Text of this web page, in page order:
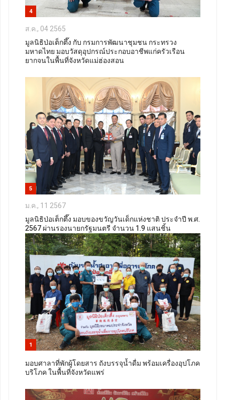
4
ส.ค., 04 2565
มูลนิธิป่อเต็กตึ๊ง กับ กรมการพัฒนาชุมชน กระทรวง
มหาดไทย มอบวัสดุอุปกรณ์ประกอบอาชีพแก่ครัวเรือน
ยากจนในพื้นที่จังหวัดแม่ฮ่องสอน
5
ม.ค., 11 2567
มูลนิธิป่อเต็กตึ๊ง มอบของขวัญวันเด็กแห่งชาติ ประจำปี พ.ศ.
2567 ผ่านรองนายกรัฐมนตรี จำนวน 1.9 แสนชิ้น
1
มอบศาลาที่พักผู้โดยสาร ถังบรรจุน้ำดื่ม พร้อมเครื่องอุปโภค
บริโภค ในพื้นที่จังหวัดแพร่